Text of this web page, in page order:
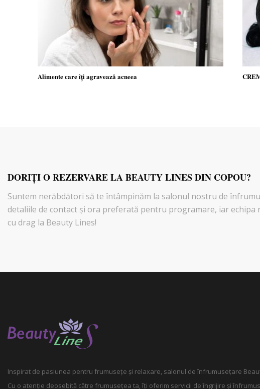
Alimente care îți agravează acneea
DORIŢI O REZERVARE LA BEAUTY LINES DIN COPOU?
Suntem nerăbdători să te întâmpinăm la salonul nostru de
detaliile de contact și ora preferată pentru programare, iar
cu drag la Beauty Lines!
Inspirat de pasiunea pentru frumusețe și relaxare, salonul de înfrumusețare
Cu o atenție deosebită către frumusețea ta, îți oferim servicii de îngrijire și